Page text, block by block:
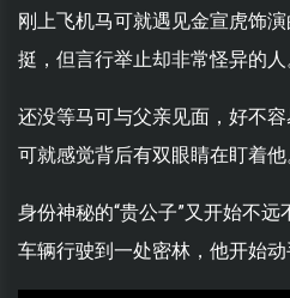
刚上飞机马可就遇见金宣虎饰
挺，但言行举止却非常怪异的人
还没等马可与父亲见面，好不
可就感觉背后有双眼睛在盯着他
身份神秘的“贵公子”又开始不
车辆行驶到一处密林，他开始动